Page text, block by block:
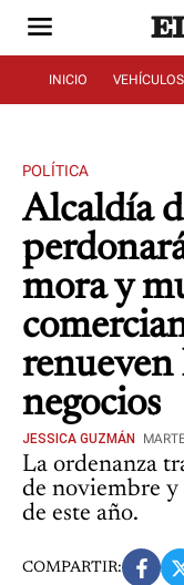
INICIO VEHÍCULOS
POLÍTICA
Alcaldía
mora y
renueven
negocios
JESSICA GUZMÁN
La ordenanza
de noviembre
de este año.
COMPARTIR: